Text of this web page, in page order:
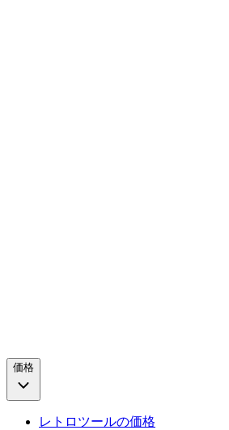
価格
レトロツールの価格